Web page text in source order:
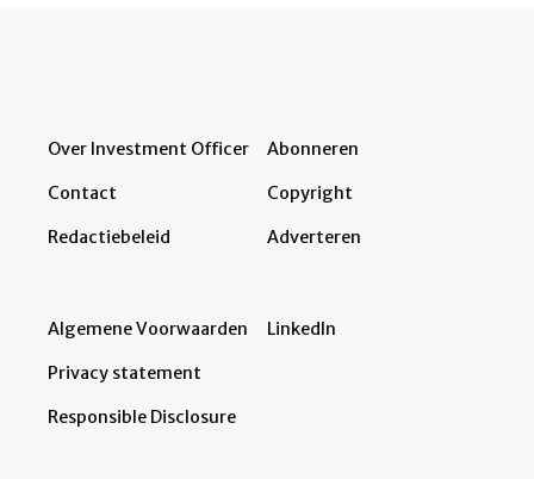
Over Investment Officer
Contact
Redactiebeleid
Abonneren
Copyright
Adverteren
Algemene Voorwaarden
Privacy statement
Responsible Disclosure
LinkedIn